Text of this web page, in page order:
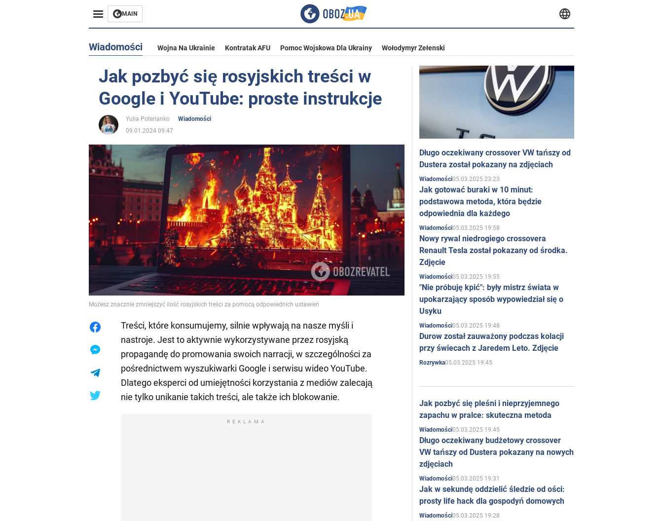
MAIN
Wiadomości Wojna Na Ukrainie Kontratak AFU Pomoc Wojskowa Dla Ukrainy Wołodymyr Zełenski
Jak pozbyć się rosyjskich treści w
Google i YouTube: proste instrukcje
Yulia Poterianko
Wiadomości
09.01.2024 09:47
Możesz znacznie zmniejszyć ilość rosyjskich treści za pomocą odpowiednich ustawień
Treści, które konsumujemy, silnie wpływają na nasze myśli i
nastroje. Jest to aktywnie wykorzystywane przez rosyjską
propagandę do promowania swoich narracji, w szczególności za
pośrednictwem wyszukiwarki Google i serwisu wideo YouTube.
Dlatego eksperci od umiejętności korzystania z mediów zalecają
nie tylko unikanie takich treści, ale także ich blokowanie.
REKLAMA
Długo oczekiwany crossover VW tańszy od
Dustera został pokazany na zdjęciach
Wiadomości05.03.2025 23:23
Jak gotować buraki w 10 minut:
podstawowa metoda, która będzie
odpowiednia dla każdego
Wiadomości05.03.2025 19:58
Nowy rywal niedrogiego crossovera
Renault Tesla został pokazany od środka.
Zdjęcie
Wiadomości05.03.2025 19:55
"Nie próbuję kpić": były mistrz świata w
upokarzający sposób wypowiedział się o
Usyku
Wiadomości05.03.2025 19:48
Durow został zauważony podczas kolacji
przy świecach z Jaredem Leto. Zdjęcie
Rozrywka05.03.2025 19:45
Jak pozbyć się pleśni i nieprzyjemnego
zapachu w pralce: skuteczna metoda
Wiadomości05.03.2025 19:45
Długo oczekiwany budżetowy crossover
VW tańszy od Dustera pokazany na nowych
zdjęciach
Wiadomości05.03.2025 19:31
Jak w sekundę oddzielić śledzie od ości:
prosty life hack dla gospodyń domowych
Wiadomości05.03.2025 19:28